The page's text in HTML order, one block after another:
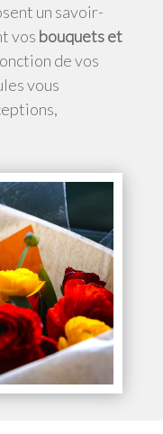
un savoir-
vos bouquets et
de vos
vous